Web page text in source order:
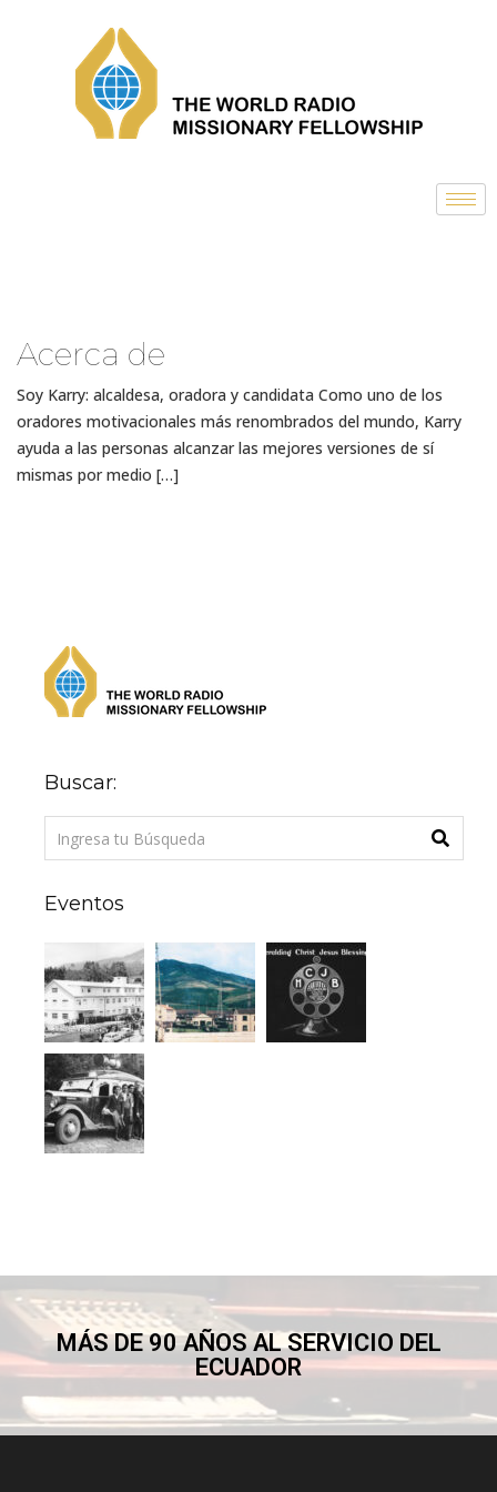
Acerca de
Soy Karry: alcaldesa, oradora y candidata Como uno de los
oradores motivacionales más renombrados del mundo, Karry
ayuda a las personas alcanzar las mejores versiones de sí
mismas por medio […]
Buscar:
Eventos
MÁS DE 90 AÑOS AL SERVICIO DEL
ECUADOR